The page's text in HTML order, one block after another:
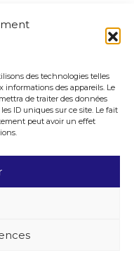
des technologies telles
informations des appareils. Le
de traiter des données
ID uniques sur ce site. Le fait
peut avoir un effet